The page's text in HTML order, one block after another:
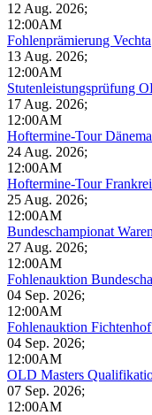
12 Aug. 2026;
12:00AM
Fohlenprämierung Vechta
13 Aug. 2026;
12:00AM
Stutenleistungsprüfung
17 Aug. 2026;
12:00AM
Hoftermine-Tour
24 Aug. 2026;
12:00AM
Hoftermine-Tour
25 Aug. 2026;
12:00AM
Bundeschampionat
27 Aug. 2026;
12:00AM
Fohlenauktion
04 Sep. 2026;
12:00AM
Fohlenauktion
04 Sep. 2026;
12:00AM
OLD Masters
07 Sep. 2026;
12:00AM